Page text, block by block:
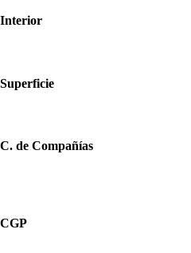
Interior
Superficie
C. de Compañías
CGP